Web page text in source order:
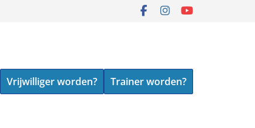
Vrijwilliger worden? Trainer worden?